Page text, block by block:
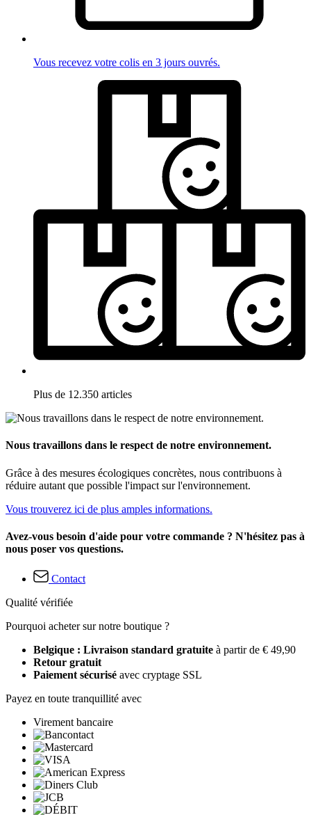
Vous recevez votre colis en 3 jours ouvrés.
Plus de 12.350 articles
Nous travaillons dans le respect de notre environnement.
Grâce à des mesures écologiques concrètes, nous contribuons à
réduire autant que possible l'impact sur l'environnement.
Vous trouverez ici de plus amples informations.
Avez-vous besoin d'aide pour votre commande ? N'hésitez pas à
nous poser vos questions.
Contact
Qualité vérifiée
Pourquoi acheter sur notre boutique ?
Belgique : Livraison standard gratuite à partir de € 49,90
Retour gratuit
Paiement sécurisé avec cryptage SSL
Payez en toute tranquillité avec
Virement bancaire